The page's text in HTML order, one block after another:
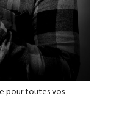
pour toutes vos